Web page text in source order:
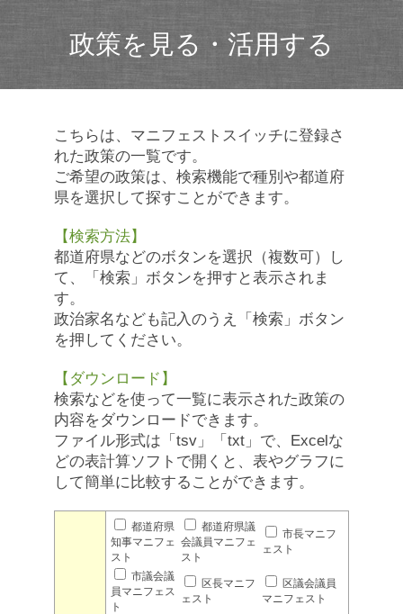
政策を見る・活用する
こちらは、マニフェストスイッチに登録さ
れた政策の一覧です。
ご希望の政策は、検索機能で種別や都道府
県を選択して探すことができます。
【検索方法】
都道府県などのボタンを選択（複数可）し
て、「検索」ボタンを押すと表示されま
す。
政治家名なども記入のうえ「検索」ボタン
を押してください。
【ダウンロード】
検索などを使って一覧に表示された政策の
内容をダウンロードできます。
ファイル形式は「tsv」「txt」で、Excelな
どの表計算ソフトで開くと、表やグラフに
して簡単に比較することができます。
都道府県
知事マニフェ
スト
都道府県議
会議員マニフェ
スト
市長マニフ
ェスト
市議会議
員マニフェス
ト
区長マニフ
ェスト
区議会議員
マニフェスト